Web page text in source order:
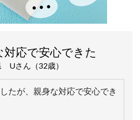
対応で安心できた
Uさん（32歳）
たが、親身な対応で安心でき